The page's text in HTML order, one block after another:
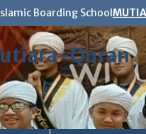
Boarding School
Quran